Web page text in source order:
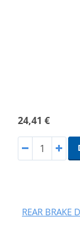
24,41 €
REAR BRAKE